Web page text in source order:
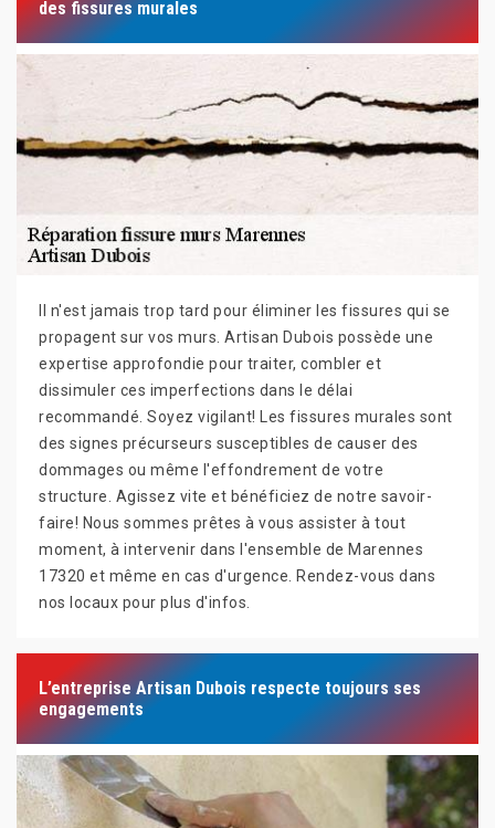
des fissures murales
Il n'est jamais trop tard pour éliminer les fissures qui se
propagent sur vos murs. Artisan Dubois possède une
expertise approfondie pour traiter, combler et
dissimuler ces imperfections dans le délai
recommandé. Soyez vigilant! Les fissures murales sont
des signes précurseurs susceptibles de causer des
dommages ou même l'effondrement de votre
structure. Agissez vite et bénéficiez de notre savoir-
faire! Nous sommes prêtes à vous assister à tout
moment, à intervenir dans l'ensemble de Marennes
17320 et même en cas d'urgence. Rendez-vous dans
nos locaux pour plus d'infos.
L’entreprise Artisan Dubois respecte toujours ses
engagements